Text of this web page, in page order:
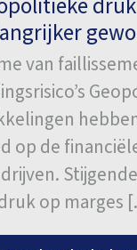
van
op de
op marges